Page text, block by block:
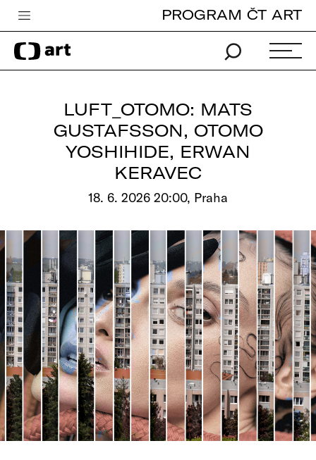
Česká televize
Zpravodajství
Vše o ČT
PROGRAM ČT ART
LUFT_OTOMO: MATS
GUSTAFSSON, OTOMO
YOSHIHIDE, ERWAN
KERAVEC
18. 6. 2026 20:00, Praha